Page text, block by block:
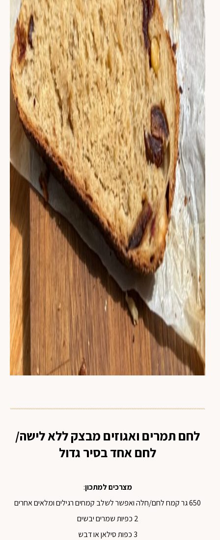
לחם תמרים ואגוזים מבצק ללא לישה/
לחם אחד בסיר גדול
מצרכים למתכון:
650 גר קמח לחם/חלה ואפשר לשלב קמחים רגילים ומלאים אחרים
2 כפיות שמרים יבשים
3 כפות סילאן או דבש